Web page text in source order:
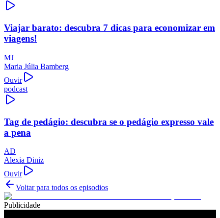
Viajar barato: descubra 7 dicas para economizar em
viagens!
MJ
Maria Júlia Bamberg
Ouvir
podcast
Tag de pedágio: descubra se o pedágio expresso vale
a pena
AD
Alexia Diniz
Ouvir
Voltar para todos os episodios
Publicidade